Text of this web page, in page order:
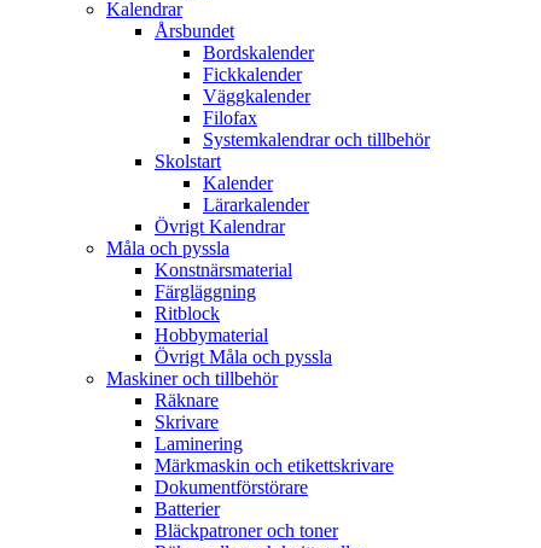
Kalendrar
Årsbundet
Bordskalender
Fickkalender
Väggkalender
Filofax
Systemkalendrar och tillbehör
Skolstart
Kalender
Lärarkalender
Övrigt Kalendrar
Måla och pyssla
Konstnärsmaterial
Färgläggning
Ritblock
Hobbymaterial
Övrigt Måla och pyssla
Maskiner och tillbehör
Räknare
Skrivare
Laminering
Märkmaskin och etikettskrivare
Dokumentförstörare
Batterier
Bläckpatroner och toner